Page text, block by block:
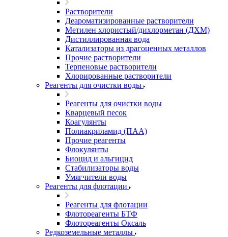
Растворители
Деароматизированные растворители
Метилен хлористый/дихлорметан (ДХМ)
Дистиллированная вода
Катализаторы из драгоценных металлов
Прочие растворители
Терпеновые растворители
Хлорированные растворители
Реагенты для очистки воды
Реагенты для очистки воды
Кварцевый песок
Коагулянты
Полиакриламид (ПАА)
Прочие реагенты
Флокулянты
Биоцид и альгицид
Стабилизаторы воды
Умягчители воды
Реагенты для флотации
Реагенты для флотации
Флотореагенты БТФ
Флотореагенты Оксаль
Редкоземельные металлы